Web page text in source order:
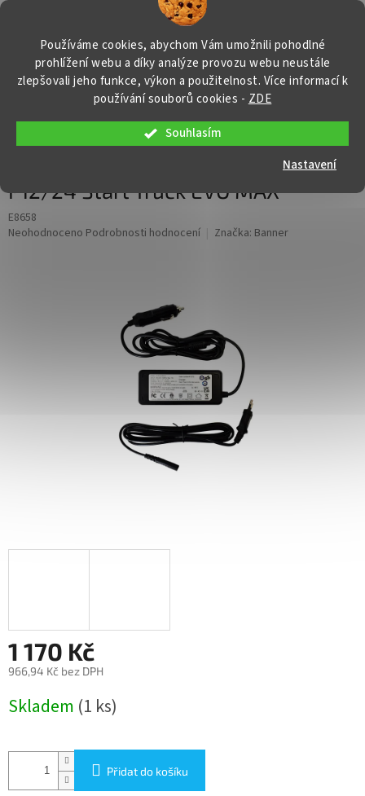
Používáme cookies, abychom Vám umožnili pohodlné
prohlížení webu a díky analýze provozu webu neustále
zlepšovali jeho funkce, výkon a použitelnost. Více informací k
používání souborů cookies - ZDE
Souhlasím
Nastavení
Přejít
KOŠÍK
Banner náhradní nabíječka LESA pro
startovací zdroj P3 PRO EVO MAX a
P12/24 Start Truck EVO MAX
E8658
Průměrné
Neohodnoceno Podrobnosti hodnocení Značka: Banner
1 170 Kč
966,94 Kč bez DPH
cena:
Skladem (1 ks)
Přidat do košíku